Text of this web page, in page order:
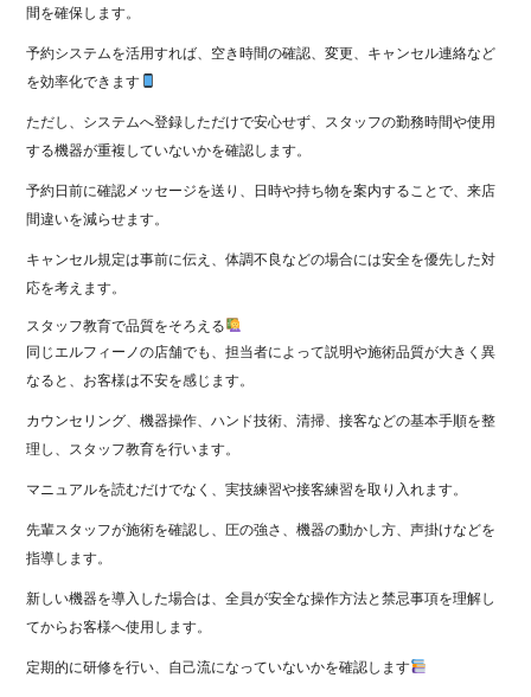
間を確保します。
予約システムを活用すれば、空き時間の確認、変更、キャンセル連絡など
を効率化できます
ただし、システムへ登録しただけで安心せず、スタッフの勤務時間や使用
する機器が重複していないかを確認します。
予約日前に確認メッセージを送り、日時や持ち物を案内することで、来店
間違いを減らせます。
キャンセル規定は事前に伝え、体調不良などの場合には安全を優先した対
応を考えます。
スタッフ教育で品質をそろえる
同じエルフィーノの店舗でも、担当者によって説明や施術品質が大きく異
なると、お客様は不安を感じます。
カウンセリング、機器操作、ハンド技術、清掃、接客などの基本手順を整
理し、スタッフ教育を行います。
マニュアルを読むだけでなく、実技練習や接客練習を取り入れます。
先輩スタッフが施術を確認し、圧の強さ、機器の動かし方、声掛けなどを
指導します。
新しい機器を導入した場合は、全員が安全な操作方法と禁忌事項を理解し
てからお客様へ使用します。
定期的に研修を行い、自己流になっていないかを確認します